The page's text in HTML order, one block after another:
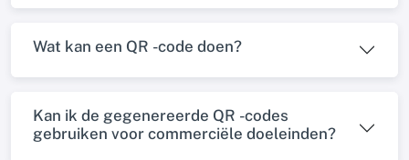
Wat kan een QR -code doen?
Kan ik de gegenereerde QR -codes
gebruiken voor commerciële doeleinden?